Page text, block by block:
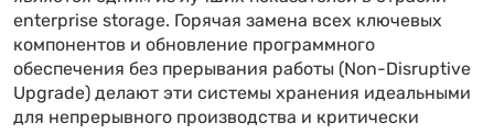
enterprise storage. Горячая замена всех ключевых
компонентов и обновление программного
обеспечения без прерывания работы (Non-Disruptive
Upgrade) делают эти системы хранения идеальными
для непрерывного производства и критически